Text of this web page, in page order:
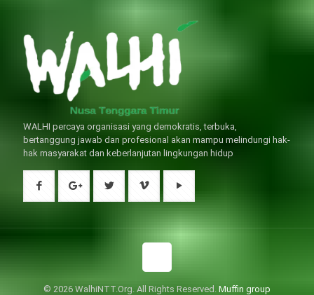
WALHI percaya organisasi yang demokratis, terbuka,
bertanggung jawab dan profesional akan mampu melindungi hak-
hak masyarakat dan keberlanjutan lingkungan hidup
© 2026 WalhiNTT.Org. All Rights Reserved. Muffin group